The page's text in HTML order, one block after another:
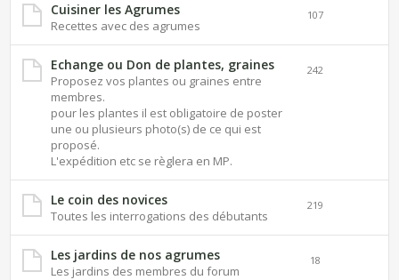
Cuisiner les Agrumes
Recettes avec des agrumes
107
Echange ou Don de plantes, graines
Proposez vos plantes ou graines entre
membres.
pour les plantes il est obligatoire de poster
une ou plusieurs photo(s) de ce qui est
proposé.
L'expédition etc se règlera en MP.
242
Le coin des novices
Toutes les interrogations des débutants
219
Les jardins de nos agrumes
Les jardins des membres du forum
18